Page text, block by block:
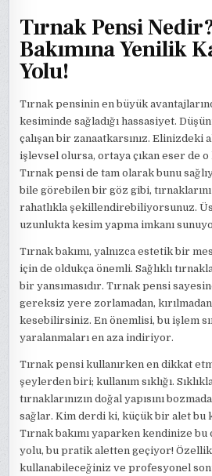
Tırnak Pensi
Bakımına Yenilik
Yolu!
Tırnak pensinin en büyük
kesiminde sağladığı hassasiyet.
çalışan bir zanaatkarsınız. Elinizdeki
işlevsel olursa, ortaya çıkan eser de
Tırnak pensi de tam olarak bunu
bile görebilen bir göz gibi,
rahatlıkla şekillendirebiliyorsunuz.
uzunlukta kesim yapma imkanı
Tırnak bakımı, yalnızca estetik bir
için de oldukça önemli. Sağlıklı
bir yansımasıdır. Tırnak pensi
gereksiz yere zorlamadan,
kesebilirsiniz. En önemlisi, bu işlem
yaralanmaları en aza indiriyor.
Tırnak pensi kullanırken en dikkat
şeylerden biri; kullanım sıklığı.
tırnaklarınızın doğal yapısını
sağlar. Kim derdi ki, küçük bir alet bu
Tırnak bakımı yaparken kendinize
yolu, bu pratik aletten geçiyor!
kullanabileceğiniz ve profesyonel